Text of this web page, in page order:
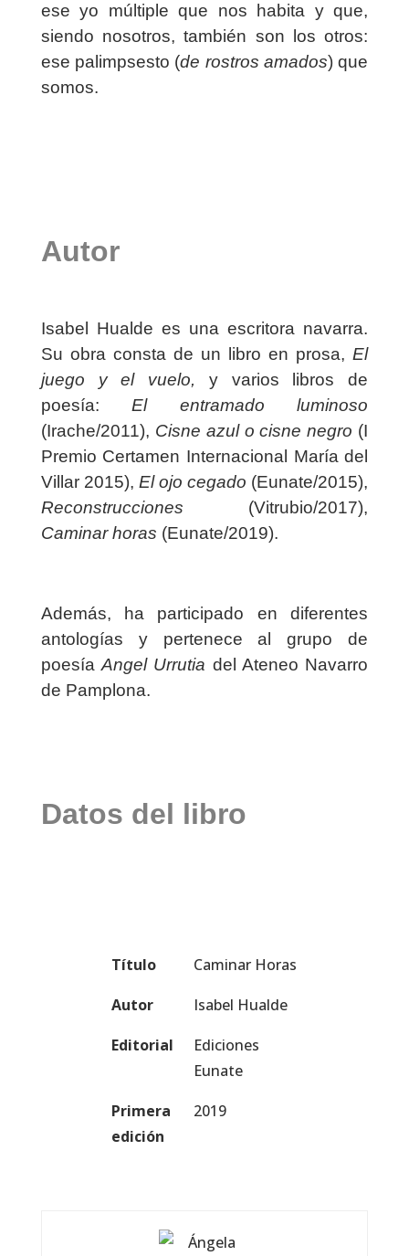
ese yo múltiple que nos habita y que,
siendo nosotros, también son los otros:
ese palimpsesto (de rostros amados) que
somos.
Autor
Isabel Hualde es una escritora navarra.
Su obra consta de un libro en prosa,El
juego y el vuelo,
y varios libros de
poesía:El entramado luminoso
(Irache/2011), Cisne azul o cisne negro (I
Premio Certamen Internacional María del
Villar 2015), El ojo cegado (Eunate/2015),
Reconstrucciones (Vitrubio/2017),
Caminar horas (Eunate/2019).
Además, ha participado en diferentes
antologías y pertenece al grupo de
poesíaAngel Urrutia del Ateneo Navarro
de Pamplona.
Datos del libro
Título
Caminar Horas
Autor
Isabel Hualde
Editorial
Ediciones
Eunate
Primera
edición
2019